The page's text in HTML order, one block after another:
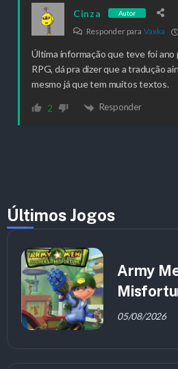
Cinza Autor
Responder paraVaxka
Última informação que teve foi ano
RPG, dá pra dizer que a tradução
mesmo já que tem muitos textos.
2 Responder
Últimos Jogos
Army
05/08/2026